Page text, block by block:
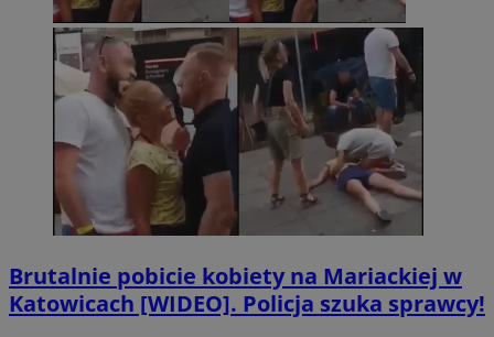
Brutalnie pobicie kobiety na Mariackiej w
Katowicach [WIDEO]. Policja szuka sprawcy!